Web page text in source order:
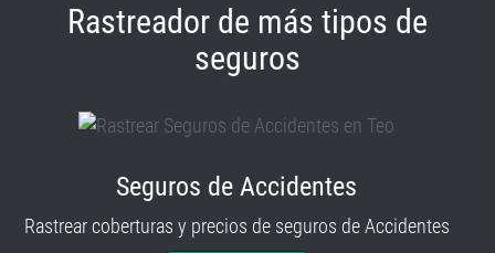
seguros
Rastrear coberturas y precios de seguros de Accidentes
RASTREAR